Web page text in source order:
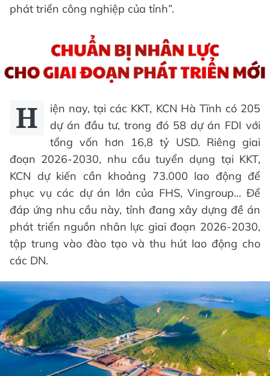
phát triển công nghiệp của tỉnh”.
H
iện nay, tại các KKT, KCN Hà Tĩnh có 205
dự án đầu tư, trong đó 58 dự án FDI với
tổng vốn hơn 16,8 tỷ USD. Riêng giai
đoạn 2026-2030, nhu cầu tuyển dụng tại KKT,
KCN dự kiến cần khoảng 73.000 lao động để
phục vụ các dự án lớn của FHS, Vingroup… Để
đáp ứng nhu cầu này, tỉnh đang xây dựng đề án
phát triển nguồn nhân lực giai đoạn 2026-2030,
tập trung vào đào tạo và thu hút lao động cho
các DN.